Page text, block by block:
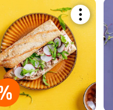
recipe
or